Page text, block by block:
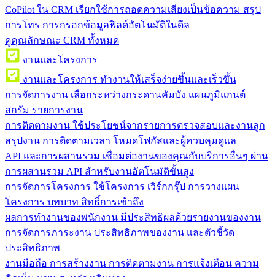
CoPilot ใน CRM เรียกใช้การถอดความเสียงเป็นข้อความ สรุป
การโทร การกรอกข้อมูลฟิลด์อัตโนมัติในดีล
ดูคุณลักษณะ CRM ทั้งหมด
งานและโครงการ
งานและโครงการ ทำงานให้เสร็จง่ายขึ้นและเร็วขึ้น
การจัดการงาน เลือกระหว่างกระดานคัมบัง แผนภูมิแกนต์
สกรัม รายการงาน
การติดตามงาน ใช้ประโยชน์จากรายการตรวจสอบและงานลูก
สรุปงาน การติดตามเวลา โหมดโฟกัสและผู้ควบคุมดูแล
API และการผสานรวม เชื่อมต่องานของคุณกับบริการอื่นๆ ผ่าน
การผสานรวม API สำหรับงานอัตโนมัติขั้นสูง
การจัดการโครงการ ใช้โครงการ เวิร์กกรุ๊ป การวางแผน
โครงการ บทบาท สิทธิ์การเข้าถึง
ผลการทำงานของพนักงาน มีประสิทธิผลด้วยรายงานของงาน
การจัดการภาระงาน ประสิทธิภาพของงาน และตัวชี้วัด
ประสิทธิภาพ
งานมือถือ การสร้างงาน การติดตามงาน การแจ้งเตือน ความ